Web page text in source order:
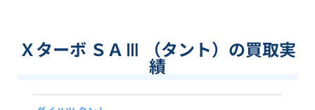
Ｘターボ ＳＡⅢ （タント）の買取実
績